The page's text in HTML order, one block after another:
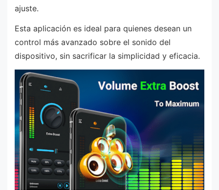
ajuste.
Esta aplicación es ideal para quienes desean un
control más avanzado sobre el sonido del
dispositivo, sin sacrificar la simplicidad y eficacia.